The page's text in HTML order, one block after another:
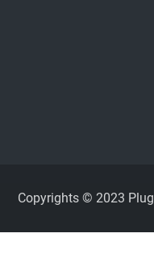
Copyrights © 2023